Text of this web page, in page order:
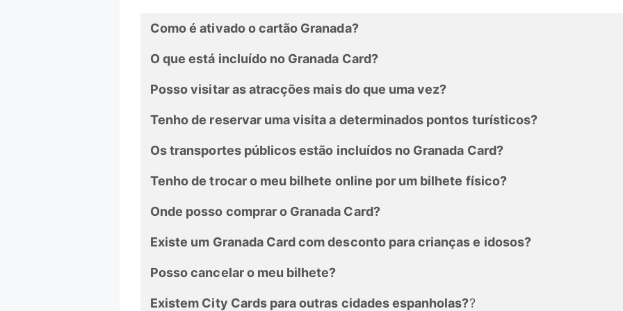
Como é ativado o cartão Granada?
O que está incluído no Granada Card?
Posso visitar as atracções mais do que uma vez?
Tenho de reservar uma visita a determinados pontos turísticos?
Os transportes públicos estão incluídos no Granada Card?
Tenho de trocar o meu bilhete online por um bilhete físico?
Onde posso comprar o Granada Card?
Existe um Granada Card com desconto para crianças e idosos?
Posso cancelar o meu bilhete?
Existem City Cards para outras cidades espanholas??